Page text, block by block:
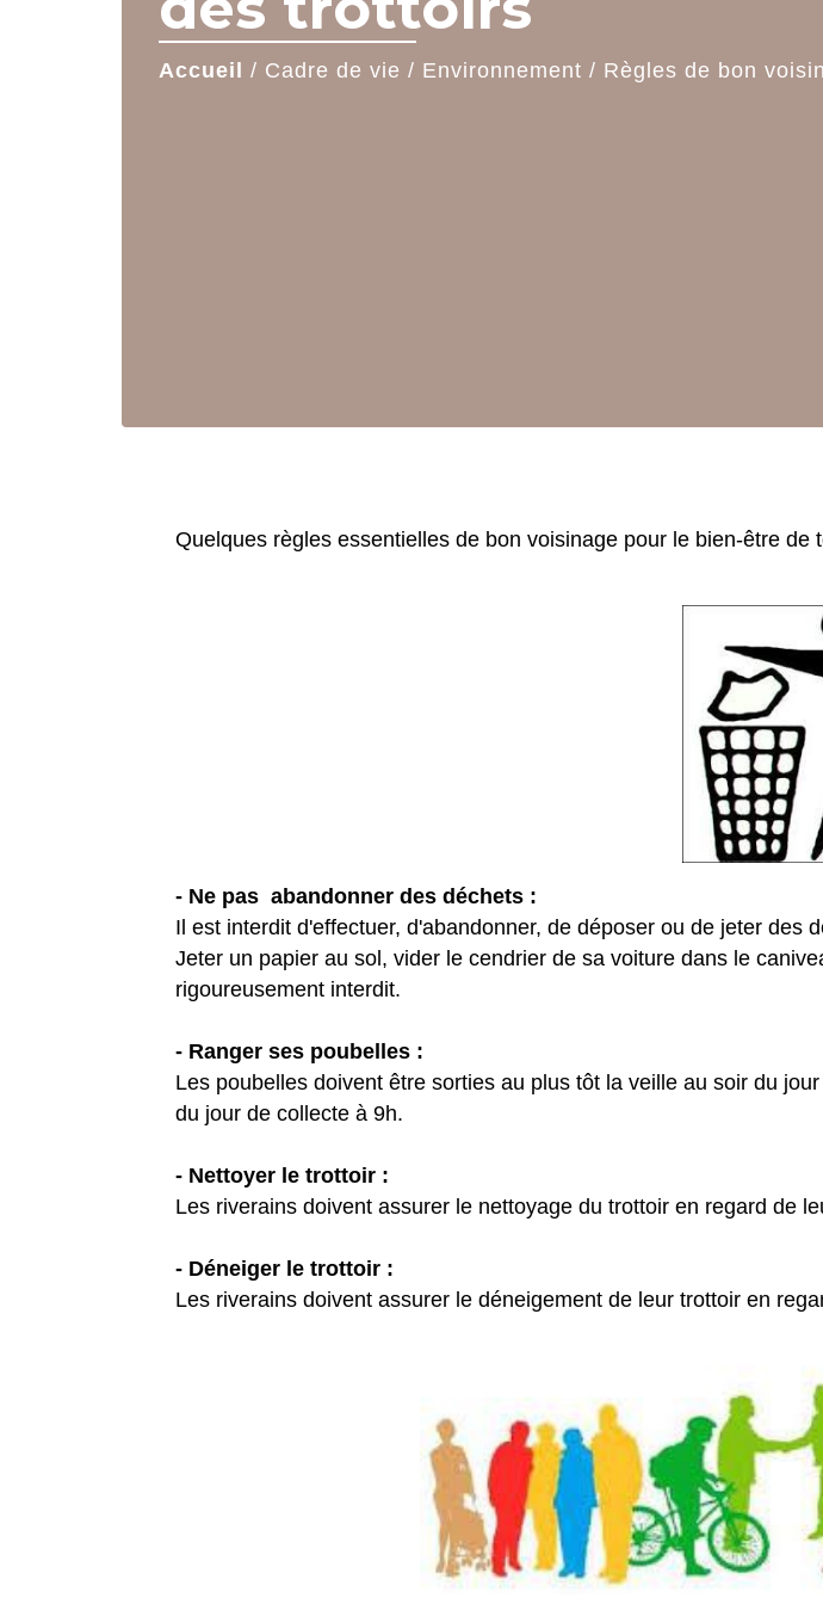
Accueil / Cadre de vie / Environnement / Règles de bon
Quelques règles essentielles de bon voisinage pour le bien-être de
- Ne pas abandonner des déchets :
Il est interdit d'effectuer, d'abandonner, de déposer ou de jeter des
Jeter un papier au sol, vider le cendrier de sa voiture dans le
rigoureusement interdit.
- Ranger ses poubelles :
Les poubelles doivent être sorties au plus tôt la veille au soir du
du jour de collecte à 9h.
- Nettoyer le trottoir :
Les riverains doivent assurer le nettoyage du trottoir en regard de
- Déneiger le trottoir :
Les riverains doivent assurer le déneigement de leur trottoir en